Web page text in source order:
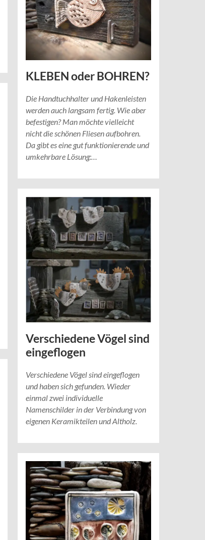
KLEBEN oder BOHREN?
Die Handtuchhalter und Hakenleisten
werden auch langsam fertig. Wie aber
befestigen? Man möchte vielleicht
nicht die schönen Fliesen aufbohren.
Da gibt es eine gut funktionierende und
umkehrbare Lösung:…
Verschiedene Vögel sind
eingeflogen
Verschiedene Vögel sind eingeflogen
und haben sich gefunden. Wieder
einmal zwei individuelle
Namenschilder in der Verbindung von
eigenen Keramikteilen und Altholz.